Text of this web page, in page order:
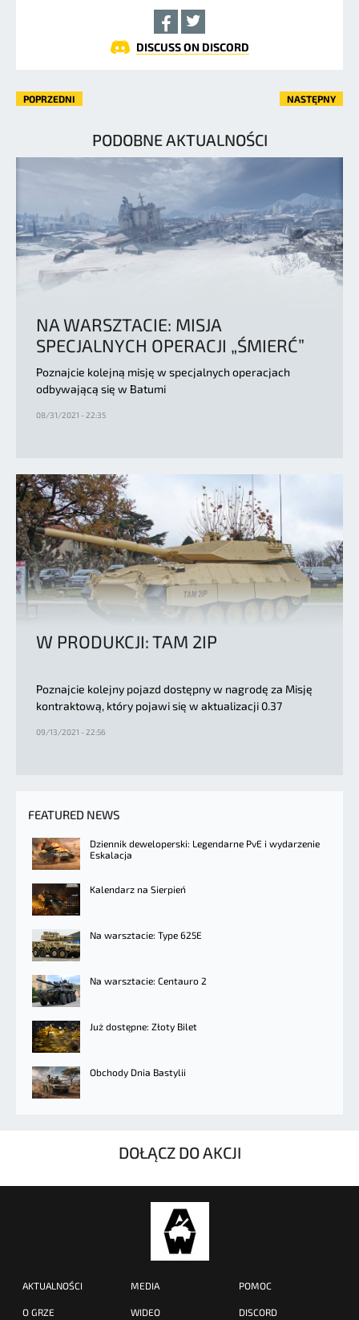
DISCUSS ON DISCORD
POPRZEDNI NASTĘPNY
PODOBNE AKTUALNOŚCI
NA WARSZTACIE: MISJA
SPECJALNYCH OPERACJI „ŚMIERĆ”
Poznajcie kolejną misję w specjalnych operacjach
odbywającą się w Batumi
08/31/2021 - 22:35
W PRODUKCJI: TAM 2IP
Poznajcie kolejny pojazd dostępny w nagrodę za Misję
kontraktową, który pojawi się w aktualizacji 0.37
09/13/2021 - 22:56
FEATURED NEWS
Dziennik deweloperski: Legendarne PvE i wydarzenie
Eskalacja
Kalendarz na Sierpień
Na warsztacie: Type 625E
Na warsztacie: Centauro 2
Już dostępne: Złoty Bilet
Obchody Dnia Bastylii
DOŁĄCZ DO AKCJI
AKTUALNOŚCI
O GRZE
MEDIA
WIDEO
POMOC
DISCORD